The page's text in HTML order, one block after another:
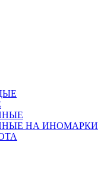
НА ИНОМАРКИ